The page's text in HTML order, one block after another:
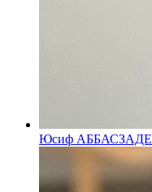
Юсиф АББАСЗАДЕ